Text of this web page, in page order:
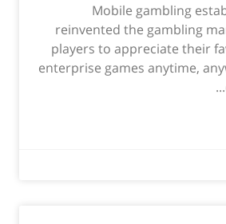
Mobile gambling
reinvented the gambling
players to appreciate their
enterprise games anytime,